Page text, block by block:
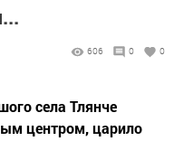
606 0 0
села Тлянче
центром, царило